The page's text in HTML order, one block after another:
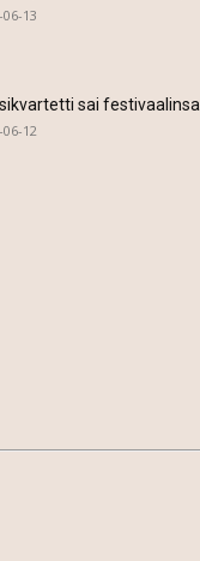
13
sai festivaalinsa
06-12